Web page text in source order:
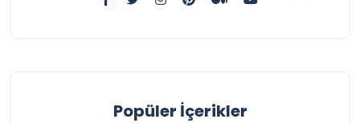
Popüler İçerikler